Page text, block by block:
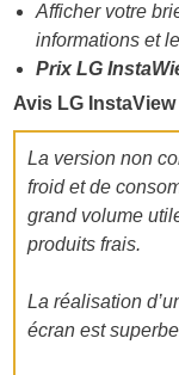
Afficher votre
informations et
Prix LG
Avis LG
La version non
froid et de
grand volume
produits frais.
La réalisation
écran est